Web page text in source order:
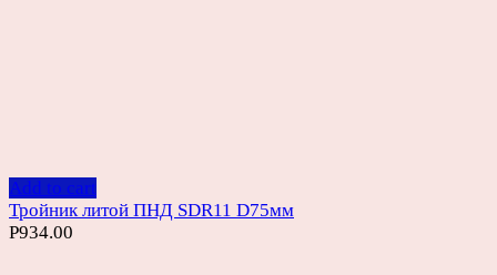
Add to cart
Тройник литой ПНД SDR11 D75мм
Р934.00